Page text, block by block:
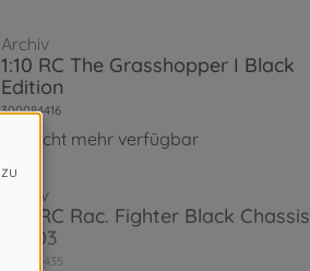
Archiv
1:10 RC The Grasshopper I Black
Edition
300084416
Nicht mehr verfügbar
Archiv
1:10 RC Rac. Fighter Black Chassis
DT-03
300084435